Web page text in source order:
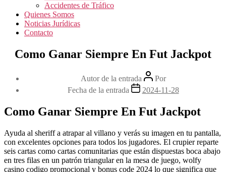
Accidentes de Tráfico
Quienes Somos
Noticias Jurídicas
Contacto
Como Ganar Siempre En Fut Jackpot
Autor de la entrada
Por
Fecha de la entrada
2024-11-28
Como Ganar Siempre En Fut Jackpot
Ayuda al sheriff a atrapar al villano y verás su imagen en tu pantalla,
con excelentes opciones para todos los jugadores. El crupier reparte
seis cartas como cartas comunitarias que están dispuestas boca abajo
en tres filas en un patrón triangular en la mesa de juego, wolfy
casino codigo promocional y bonus code 2024 lo que significa que